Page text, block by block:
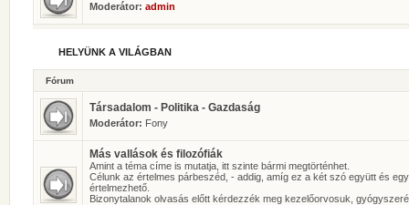
Moderátor: admin
HELYÜNK A VILÁGBAN
Fórum
Társadalom - Politika - Gazdaság
Moderátor: Fony
Más vallások és filozófiák
Amint a téma címe is mutatja, itt szinte bármi megtörténhet.
Célunk az értelmes párbeszéd, - addig, amíg ez a két szó együtt és
értelmezhető.
Bizonytalanok olvasás előtt kérdezzék meg kezelőorvosuk,